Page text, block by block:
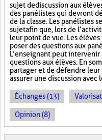
sujet de discussion aux
des panélistes qui devront
de la classe. Les panélistes
sujet afin que, lors de
leur point de vue. Les
poser des questions aux
L’enseignant peut
questions aux élèves. En
partager et de défendre leur
assurer une discussion avec
Échanges (13)
Opinion (8)